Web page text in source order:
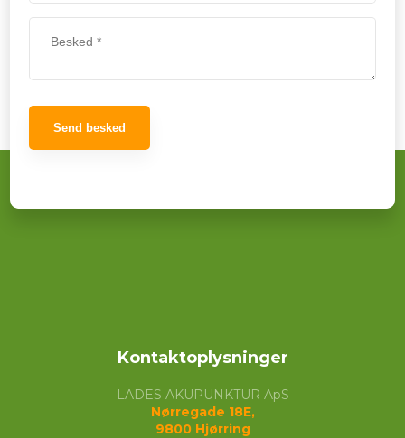
Kontaktoplysninger
LADES AKUPUNKTUR ApS
Nørregade 18E,
​9800 Hjørring